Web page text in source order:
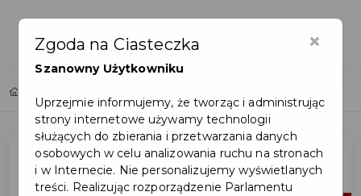
×
Zgoda na Ciasteczka
Szanowny Użytkowniku
Uprzejmie informujemy, że tworząc i administrując
strony internetowe używamy technologii
służących do zbierania i przetwarzania danych
osobowych w celu analizowania ruchu na stronach
i w Internecie. Nie personalizujemy wyświetlanych
treści. Realizując rozporządzenie Parlamentu